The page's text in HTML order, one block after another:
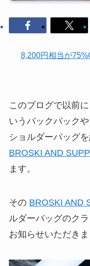
8,200円相当が
このブログで以前に
いうバックパックや
ショルダーバッグ
BROSKI AND
ます。
その BROSKI AND
ルダーバッグのク
お知らせいただきま